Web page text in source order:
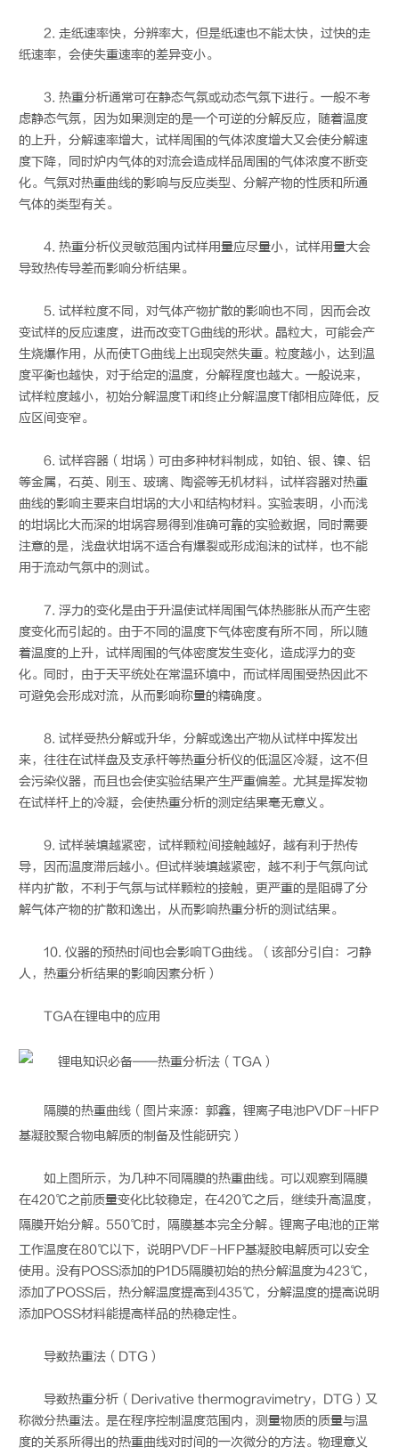
2. 走纸速率快，分辨率大，但是纸速也不能太快，过快的走
纸速率，会使失重速率的差异变小。
3. 热重分析通常可在静态气氛或动态气氛下进行。一般不考
虑静态气氛，因为如果测定的是一个可逆的分解反应，随着温度
的上升，分解速率增大，试样周围的气体浓度增大又会使分解速
度下降，同时炉内气体的对流会造成样品周围的气体浓度不断变
化。气氛对热重曲线的影响与反应类型、分解产物的性质和所通
气体的类型有关。
4. 热重分析仪灵敏范围内试样用量应尽量小，试样用量大会
导致热传导差而影响分析结果。
5. 试样粒度不同，对气体产物扩散的影响也不同，因而会改
变试样的反应速度，进而改变TG曲线的形状。晶粒大，可能会产
生烧爆作用，从而使TG曲线上出现突然失重。粒度越小，达到温
度平衡也越快，对于给定的温度，分解程度也越大。一般说来，
试样粒度越小，初始分解温度Ti和终止分解温度Tf都相应降低，反
应区间变窄。
6. 试样容器（坩埚）可由多种材料制成，如铂、银、镍、铝
等金属，石英、刚玉、玻璃、陶瓷等无机材料，试样容器对热重
曲线的影响主要来自坩埚的大小和结构材料。实验表明，小而浅
的坩埚比大而深的坩埚容易得到准确可靠的实验数据，同时需要
注意的是，浅盘状坩埚不适合有爆裂或形成泡沫的试样，也不能
用于流动气氛中的测试。
7. 浮力的变化是由于升温使试样周围气体热膨胀从而产生密
度变化而引起的。由于不同的温度下气体密度有所不同，所以随
着温度的上升，试样周围的气体密度发生变化，造成浮力的变
化。同时，由于天平统处在常温环境中，而试样周围受热因此不
可避免会形成对流，从而影响称量的精确度。
8. 试样受热分解或升华，分解或逸出产物从试样中挥发出
来，往往在试样盘及支承杆等热重分析仪的低温区冷凝，这不但
会污染仪器，而且也会使实验结果产生严重偏差。尤其是挥发物
在试样杆上的冷凝，会使热重分析的测定结果毫无意义。
9. 试样装填越紧密，试样颗粒间接触越好，越有利于热传
导，因而温度滞后越小。但试样装填越紧密，越不利于气氛向试
样内扩散，不利于气氛与试样颗粒的接触，更严重的是阻碍了分
解气体产物的扩散和逸出，从而影响热重分析的测试结果。
10. 仪器的预热时间也会影响TG曲线。（该部分引自：刁静
人，热重分析结果的影响因素分析）
TGA在锂电中的应用
隔膜的热重曲线（图片来源：郭鑫，锂离子电池PVDF-HFP
基凝胶聚合物电解质的制备及性能研究）
如上图所示，为几种不同隔膜的热重曲线。可以观察到隔膜
在420℃之前质量变化比较稳定，在420℃之后，继续升高温度，
隔膜开始分解。550℃时，隔膜基本完全分解。锂离子电池的正常
工作温度在80℃以下，说明PVDF-HFP基凝胶电解质可以安全
使用。没有POSS添加的P1D5隔膜初始的热分解温度为423℃，
添加了POSS后，热分解温度提高到435℃，分解温度的提高说明
添加POSS材料能提高样品的热稳定性。
导数热重法（DTG）
导数热重分析（Derivative thermogravimetry，DTG）又
称微分热重法。是在程序控制温度范围内，测量物质的质量与温
度的关系所得出的热重曲线对时间的一次微分的方法。物理意义